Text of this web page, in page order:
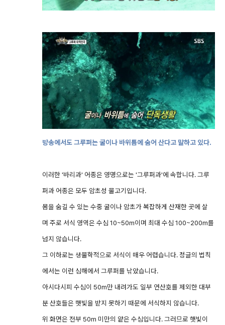
방송에서도 그루퍼는 굴이나 바위틈에 숨어 산다고 말하고 있다.
이러한 '바리과' 어종은 영명으로는 '그루퍼과'에 속합니다. 그루
퍼과 어종은 모두 암초성 물고기입니다.
몸을 숨길 수 있는 수중 굴이나 암초가 복잡하게 산재한 곳에 살
며 주로 서식 영역은 수심 10~50m이며 최대 수심 100~200m를
넘지 않습니다.
그 이하로는 생물학적으로 서식이 매우 어렵습니다. 정글의 법칙
에서는 이런 심해에서 그루퍼를 낚았습니다.
아시다시피 수심이 50m만 내려가도 일부 연산호를 제외한 대부
분 산호들은 햇빛을 받지 못하기 때문에 서식하지 않습니다.
위 화면은 전부 50m 미만의 얕은 수심입니다. 그러므로 햇빛이